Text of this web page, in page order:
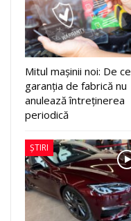
Mitul mașinii noi: De ce
garanția de fabrică nu
anulează întreținerea
periodică
ȘTIRI